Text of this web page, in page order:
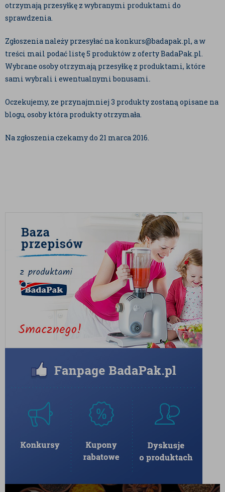
otrzymają przesyłkę z wybranymi produktami do
sprawdzenia.
Zgłoszenia należy przesyłać na konkurs@badapak.pl, a w
treści mail podać listę 5 produktów z oferty BadaPak.pl.
Wybrane osoby otrzymają przesyłkę z produktami, które
sami wybrali i ewentualnymi bonusami.
Oczekujemy, ze przynajmniej 3 produkty zostaną opisane na
blogu, osoby która produkty otrzymała.
Na zgłoszenia czekamy do 21 marca 2016.